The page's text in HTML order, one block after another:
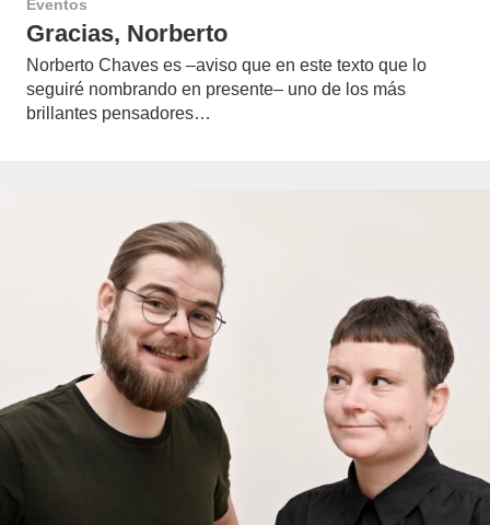
Eventos
Gracias, Norberto
Norberto Chaves es –aviso que en este texto que lo
seguiré nombrando en presente– uno de los más
brillantes pensadores…